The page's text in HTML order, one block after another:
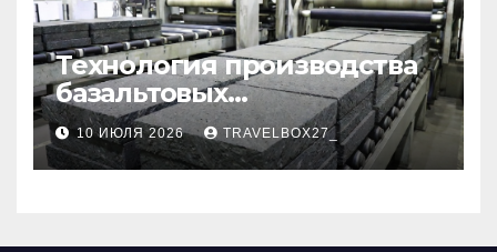
Технология производства
базальтовых
теплоизоляционных плит
по ГОСТ
10 ИЮЛЯ 2026 TRAVELBOX27_